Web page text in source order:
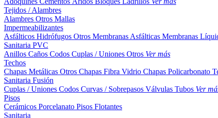
Tejidos / Alambres
Alambres Otros Mallas
Impermeabilizantes
Asfálticos Hidrófugos Otros Membranas Asfálticas Membranas
Sanitaria PVC
Anillos Caños Codos Cuplas / Uniones Otros Ver más
Techos
Chapas Metálicas Otros Chapas Fibra Vidrio Chapas Policarbonato
Sanitaria Fusión
Cuplas / Uniones Codos Curvas / Sobrepasos Válvulas Tubos Ver
Pisos
Cerámicos Porcelanato Pisos Flotantes
Sanitaria